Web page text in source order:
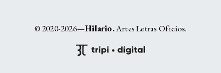
© 2020-2026—Hilario.Artes Letras Oficios.